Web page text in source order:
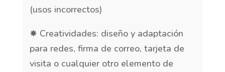
(usos incorrectos)
✸ Creatividades: diseño y adaptación
para redes, firma de correo, tarjeta de
visita o cualquier otro elemento de